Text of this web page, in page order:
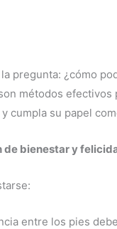
pregunta: ¿cómo
métodos
cumpla su papel
de bienestar y
entre los pies